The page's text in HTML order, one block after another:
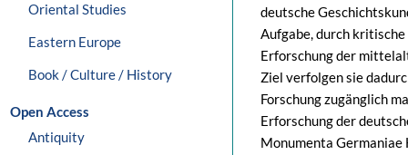
Oriental Studies
Eastern Europe
Book / Culture / History
Open Access
Antiquity
deutsche
Aufgabe, durch
Erforschung der
Ziel verfolgen sie
Forschung zugänglich
Erforschung der
Monumenta Germaniae